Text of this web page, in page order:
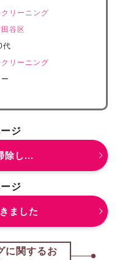
リーニング
谷区
代
リーニング
ジ
除し...
ジ
ました
に関するお